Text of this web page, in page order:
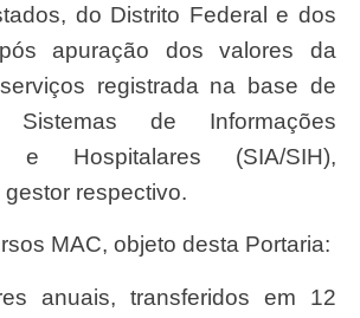
do Distrito Federal e dos
apuração dos valores da
registrada na base de
de Informações
e Hospitalares (SIA/SIH),
respectivo.
MAC, objeto desta Portaria: